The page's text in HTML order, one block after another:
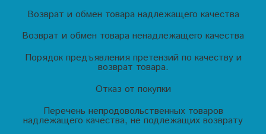
Возврат и обмен товара надлежащего качества
Возврат и обмен товара ненадлежащего качества
Порядок предъявления претензий по качеству и
возврат товара.
Отказ от покупки
Перечень непродовольственных товаров
надлежащего качества, не подлежащих возврату